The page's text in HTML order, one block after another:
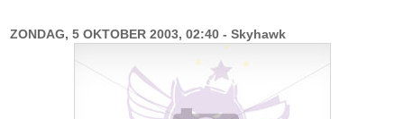
ZONDAG, 5 OKTOBER 2003, 02:40 - Skyhawk